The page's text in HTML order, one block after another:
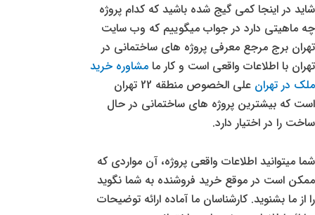
شاید در اینجا کمی گیج شده باشید که کدام پروژه
چه ماهیتی دارد در جواب میگوییم که وب سایت
تهران برج مرجع معرفی پروژه های ساختمانی در
تهران با اطلاعات واقعی است و کار ما مشاوره خرید
ملک در تهران
علی الخصوص منطقه 22 تهران
است که بیشترین پروژه های ساختمانی در حال
ساخت را در اختیار دارد.
شما میتوانید اطلاعات واقعی پروژه، آن مواردی که
ممکن است در موقع خرید فروشنده به شما نگوید
را از ما بشنوید. کارشناسان ما آماده ارائه توضیحات